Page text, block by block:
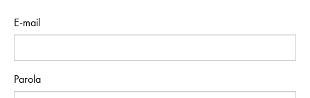
E-mail
Parola